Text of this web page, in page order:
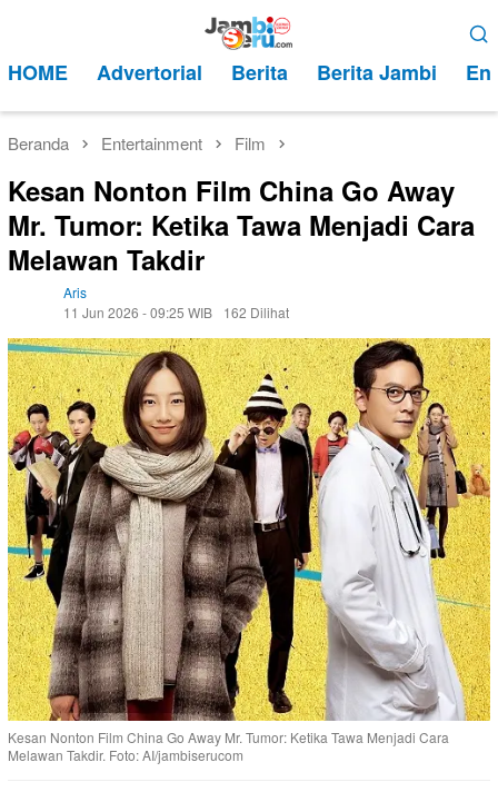
kontenMobile
HOME Advertorial Berita Berita Jambi
Beranda Entertainment Film
Kesan Nonton Film China Go Away
Mr. Tumor: Ketika Tawa Menjadi Cara
Melawan Takdir
Aris
11 Jun 2026 - 09:25 WIB
162 Dilihat
Kesan Nonton Film China Go Away Mr. Tumor: Ketika Tawa Menjadi Cara
Melawan Takdir. Foto: AI/jambiserucom